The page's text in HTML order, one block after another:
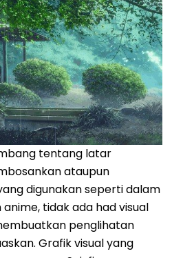
tentang latar
ataupun
digunakan seperti dalam
anime, tidak ada had visual
penglihatan
Grafik visual yang